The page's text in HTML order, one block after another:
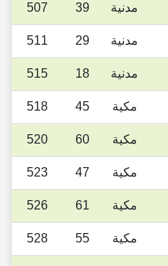
مدنية 39
507
مدنية 29
511
مدنية 18
515
مكية 45
518
مكية 60
520
مكية 47
523
مكية 61
526
مكية 55
528